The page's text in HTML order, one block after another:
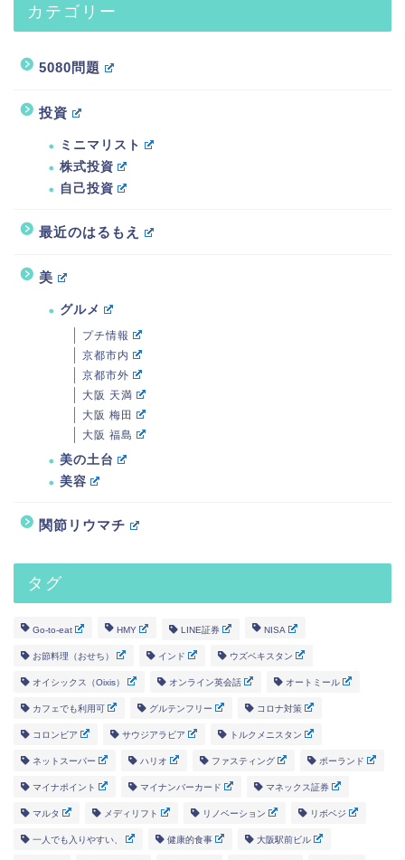
カテゴリー
5080問題
投資
ミニマリスト
株式投資
自己投資
最近のはるもえ
美
グルメ
プチ情報
京都市内
京都市外
大阪 天満
大阪 梅田
大阪 福島
美の土台
美容
関節リウマチ
タグ
Go-to-eat HMY LINE証券 NISA
お節料理（おせち） インド ウズベキスタン
オイシックス（Oixis） オンライン英会話 オートミール
カフェでも利用可 グルテンフリー コロナ対策
コロンビア サウジアラビア トルクメニスタン
ネットスーパー ハリオ ファスティング ポーランド
マイナポイント マイナンバーカード マネックス証券
マルタ メディリフト リノベーション リボベジ
一人でも入りやすい、 健康的食事 大阪駅前ビル